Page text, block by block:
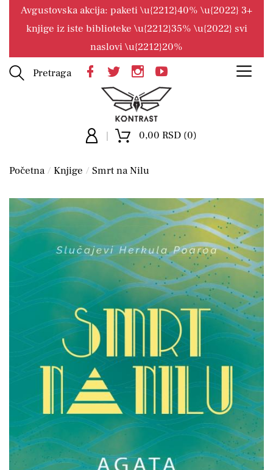
Avgustovska akcija: paketi \u{2212}40% \u{2022} 3+
knjige iz iste biblioteke \u{2212}35% \u{2022} svi
naslovi \u{2212}20%
Pretraga
0,00 RSD (0)
Početna Knjige Smrt na Nilu